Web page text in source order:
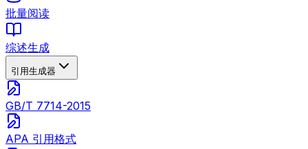
批量阅读
综述生成
引用生成器
GB/T 7714-2015
APA 引用格式